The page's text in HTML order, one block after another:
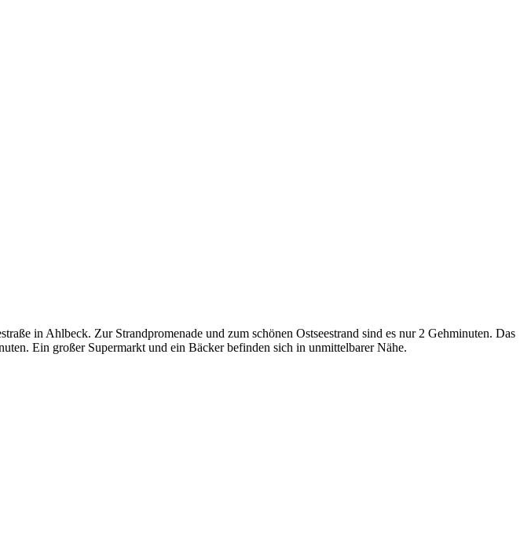
in Ahlbeck. Zur Strandpromenade und zum schönen Ostseestrand sind es nur 2 Gehminuten. Das
Ein großer Supermarkt und ein Bäcker befinden sich in unmittelbarer Nähe.